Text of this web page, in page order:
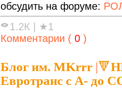
обсудить на форуме:
1.2К | ★1
Комментарии ( 0 )
Блог им. MKrrr |
Евротранс с А- до